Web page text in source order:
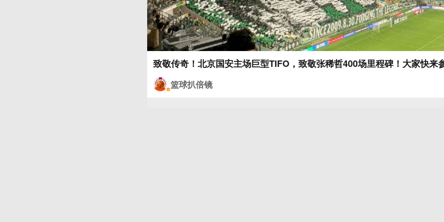
致敬传奇！北京国安主场巨型TIFO，致敬张稀哲400场里程碑！大家快来
篮球扒倍镜